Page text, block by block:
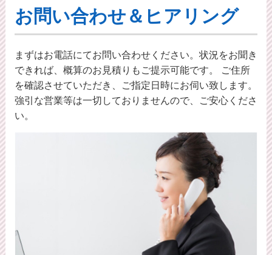
お問い合わせ＆ヒアリング
まずはお電話にてお問い合わせください。状況をお聞き
できれば、概算のお⾒積りもご提⽰可能です。 ご住所
を確認させていただき、ご指定日時にお伺い致します。
強引な営業等は一切しておりませんので、ご安心くださ
い。